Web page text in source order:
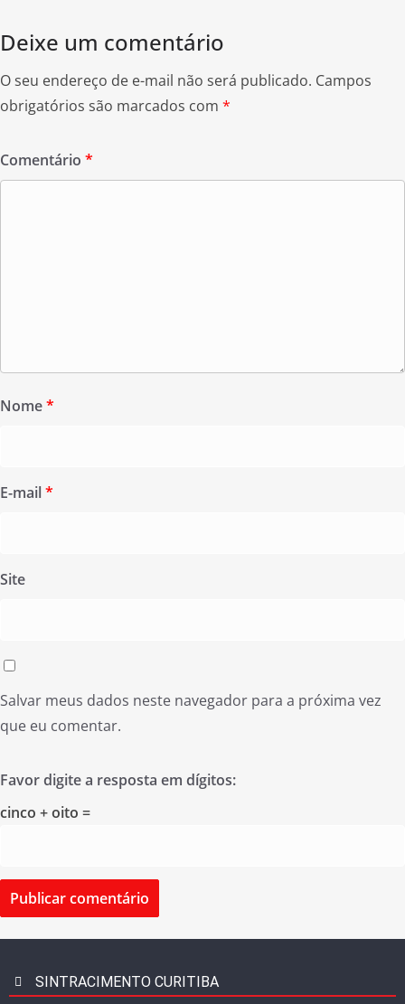
Deixe um comentário
O seu endereço de e-mail não será publicado. Campos
obrigatórios são marcados com *
Comentário *
Nome*
E-mail*
Site
Salvar meus dados neste navegador para a próxima vez
que eu comentar.
Favor digite a resposta em dígitos:
cinco + oito =
SINTRACIMENTO CURITIBA